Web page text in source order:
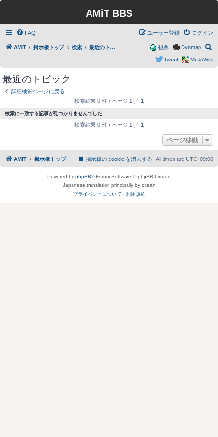
AMiT BBS
FAQ ログイン
ユーザー登録
AMiT 掲示板トップ 検索 最近のトピック
索
Dynmap
投票
McJpWiki
Tweet
最近のトピック
詳細検索ページに戻る
検索結果 0 件 • ページ 1 ／ 1
検索に一致する記事が見つかりませんでした
検索結果 0 件 • ページ 1 ／ 1
ページ移動
AMiT 掲示板トップ All times are UTC+09:00
掲示板の cookie を消去する
Powered by phpBB® Forum Software © phpBB Limited
Japanese translation principally by ocean
プライバシーについて | 利用規約